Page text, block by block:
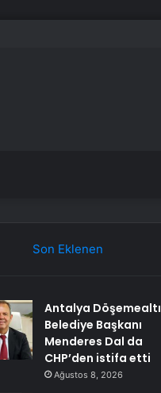
Son Eklenen
Antalya Döşemealtı
Belediye Başkanı
Menderes Dal da
CHP’den istifa etti
Ağustos 8, 2026